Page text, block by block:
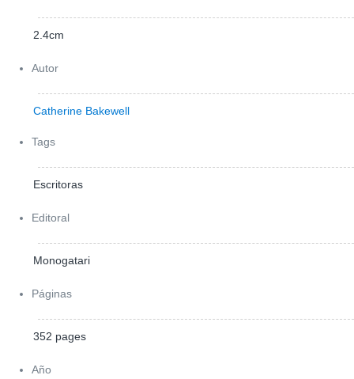
2.4cm
Autor
Catherine Bakewell
Tags
Escritoras
Editoral
Monogatari
Páginas
352 pages
Año